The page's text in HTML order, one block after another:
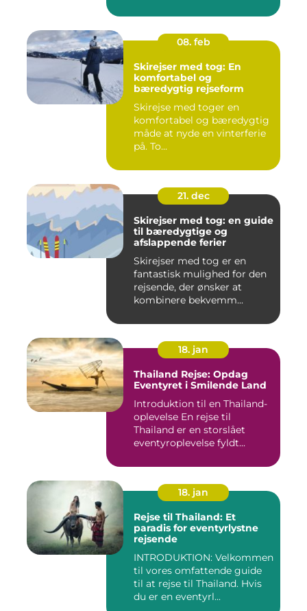
08. feb
Skirejser med tog: En
komfortabel og
bæredygtig rejseform
Skirejse med toger en
komfortabel og bæredygtig
måde at nyde en vinterferie
på. To...
21. dec
Skirejser med tog: en guide
til bæredygtige og
afslappende ferier
Skirejser med tog er en
fantastisk mulighed for den
rejsende, der ønsker at
kombinere bekvemm...
18. jan
Thailand Rejse: Opdag
Eventyret i Smilende Land
Introduktion til en Thailand-
oplevelse En rejse til
Thailand er en storslået
eventyroplevelse fyldt...
18. jan
Rejse til Thailand: Et
paradis for eventyrlystne
rejsende
INTRODUKTION: Velkommen
til vores omfattende guide
til at rejse til Thailand. Hvis
du er en eventyrl...